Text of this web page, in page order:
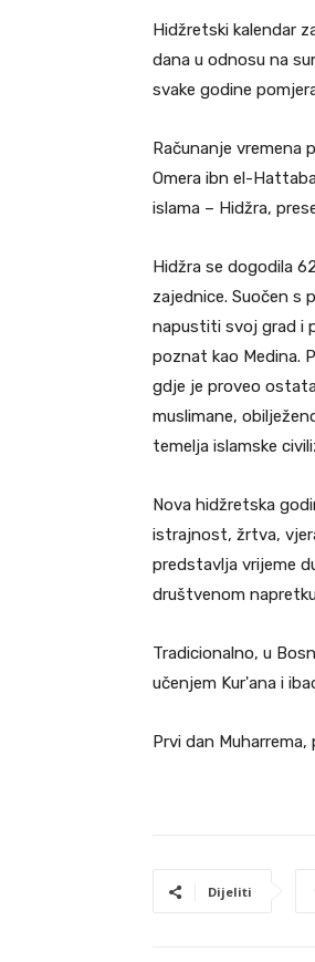
Hidžretski kalendar
dana u odnosu na
svake godine
Računanje vremena
Omera ibn el-
islama – Hidžra,
Hidžra se dogodila
zajednice. Suočen s
napustiti svoj grad i
poznat kao Medina.
gdje je proveo
muslimane,
temelja islamske
Nova hidžretska
istrajnost, žrtva,
predstavlja vrijeme
društvenom
Tradicionalno, u
učenjem Kur'ana i
Prvi dan
Dijeliti